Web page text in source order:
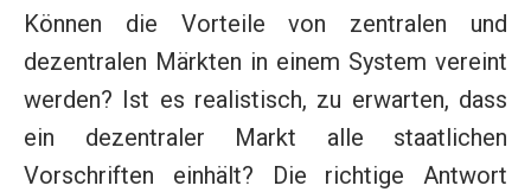
Können die Vorteile von zentralen und
dezentralen Märkten in einem System vereint
werden? Ist es realistisch, zu erwarten, dass
ein dezentraler Markt alle staatlichen
Vorschriften einhält? Die richtige Antwort